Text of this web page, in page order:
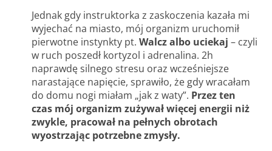
Jednak gdy instruktorka z zaskoczenia kazała mi
wyjechać na miasto, mój organizm uruchomił
pierwotne instynkty pt.Walcz albo uciekaj – czyli
w ruch poszedł kortyzol i adrenalina. 2h
naprawdę silnego stresu oraz wcześniejsze
narastające napięcie, sprawiło, że gdy wracałam
do domu nogi miałam „jak z waty”. Przez ten
czas mój organizm zużywał więcej energii niż
zwykle, pracował na pełnych obrotach
wyostrzając potrzebne zmysły.